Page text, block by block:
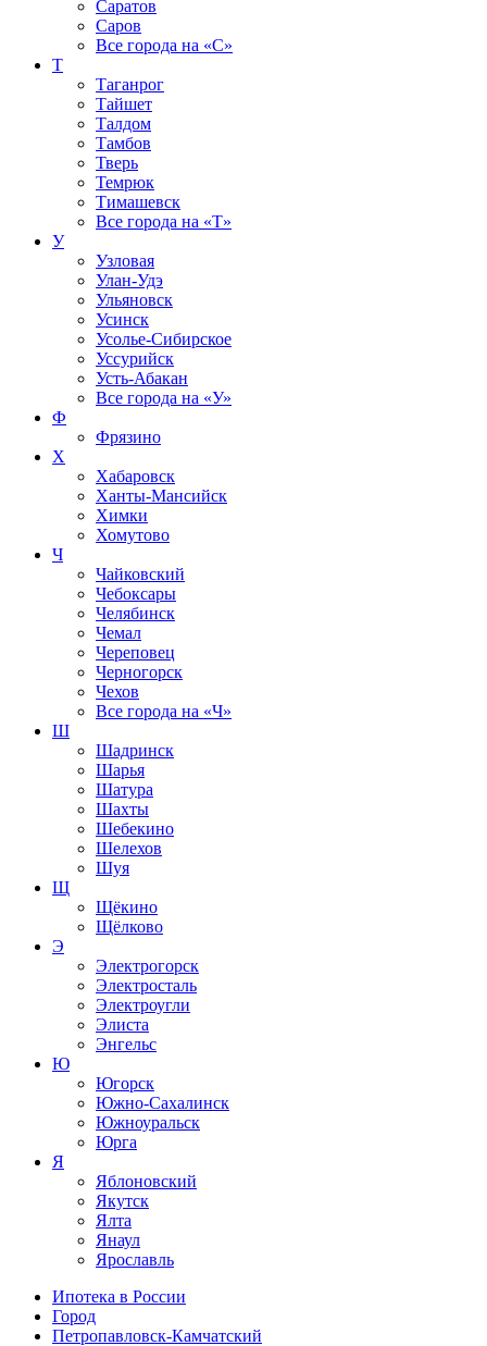
Саратов
Саров
Все города на «С»
Т
Таганрог
Тайшет
Талдом
Тамбов
Тверь
Темрюк
Тимашевск
Все города на «Т»
У
Узловая
Улан-Удэ
Ульяновск
Усинск
Усолье-Сибирское
Уссурийск
Усть-Абакан
Все города на «У»
Ф
Фрязино
Х
Хабаровск
Ханты-Мансийск
Химки
Хомутово
Ч
Чайковский
Чебоксары
Челябинск
Чемал
Череповец
Черногорск
Чехов
Все города на «Ч»
Ш
Шадринск
Шарья
Шатура
Шахты
Шебекино
Шелехов
Шуя
Щ
Щёкино
Щёлково
Э
Электрогорск
Электросталь
Электроугли
Элиста
Энгельс
Ю
Югорск
Южно-Сахалинск
Южноуральск
Юрга
Я
Яблоновский
Якутск
Ялта
Янаул
Ярославль
Ипотека в России
Город
Петропавловск-Камчатский